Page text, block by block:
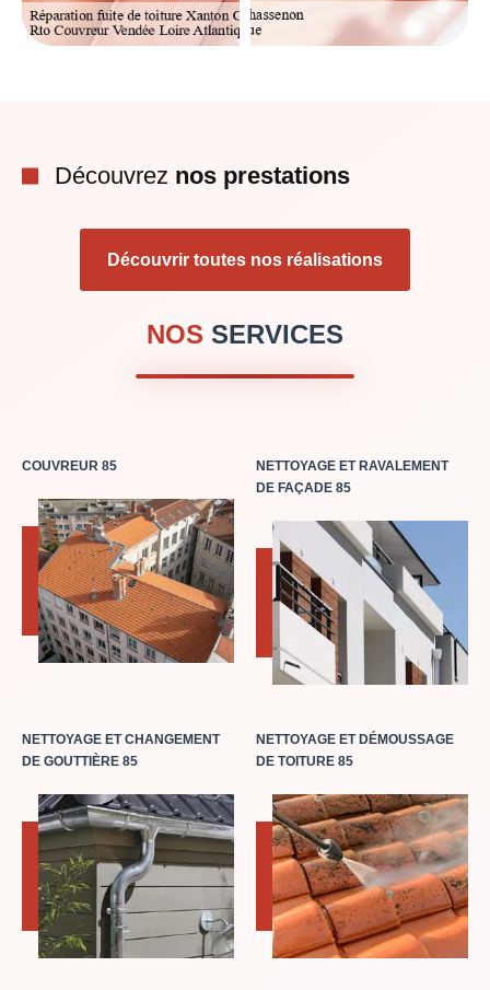
Découvrez nos prestations
Découvrir toutes nos réalisations
NOS SERVICES
COUVREUR 85
NETTOYAGE ET RAVALEMENT
DE FAÇADE 85
NETTOYAGE ET CHANGEMENT
DE GOUTTIÈRE 85
NETTOYAGE ET DÉMOUSSAGE
DE TOITURE 85